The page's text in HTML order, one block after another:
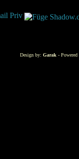
Design by: Garak -